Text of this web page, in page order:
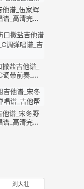
他谱_伍家辉
谱_高清完整
盐吉他谱_
调带前奏_完
他谱_宋冬野
谱_高清完整
刘大壮